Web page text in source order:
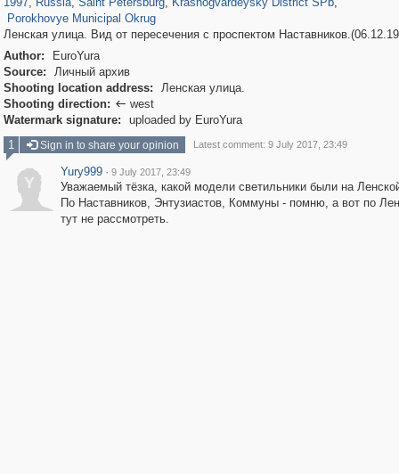
Porokhovye Municipal Okrug
Ленская улица. Вид от пересечения с проспектом
Author:
EuroYura
Source:
Личный архив
Shooting location address:
Ленская улица.
Shooting direction:  west
Watermark signature:
uploaded by EuroYura
1
Sign in to share your opinion Latest comment: 9 July 2017, 23:49
Y
Yury999 · 9 July 2017, 23:49
Уважаемый тёзка, какой модели светильники были на
По Наставников, Энтузиастов, Коммуны - помню, а вот по
тут не рассмотреть.